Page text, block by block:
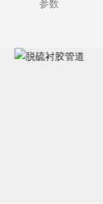
参数